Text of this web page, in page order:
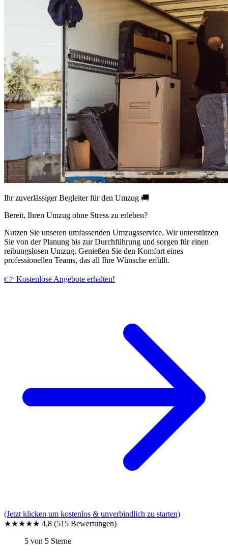
Ihr zuverlässiger Begleiter für den Umzug 🚚
Bereit, Ihren Umzug ohne Stress zu erleben?
Nutzen Sie unseren umfassenden Umzugsservice. Wir unterstützen
Sie von der Planung bis zur Durchführung und sorgen für einen
reibungslosen Umzug. Genießen Sie den Komfort eines
professionellen Teams, das all Ihre Wünsche erfüllt.
👉 Kostenlose Angebote erhalten!
(Jetzt klicken um kostenlos & unverbindlich zu starten)
★★★★★ 4,8 (515 Bewertungen)
5 von 5 Sterne